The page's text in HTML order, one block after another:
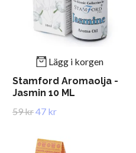
Lägg i korgen
Stamford Aromaolja -
Jasmin 10 ML
59 kr47 kr